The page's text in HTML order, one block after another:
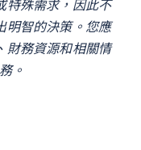
明智的決策。您應
財務資源和相關情
。